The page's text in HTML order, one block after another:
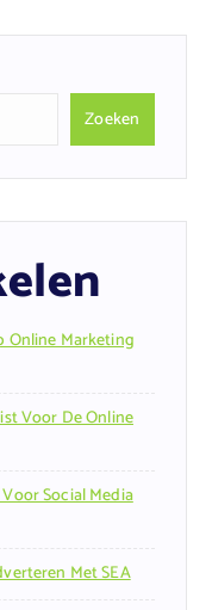
Zoeken
Online Marketing
Voor De Online
Social Media
Met SEA